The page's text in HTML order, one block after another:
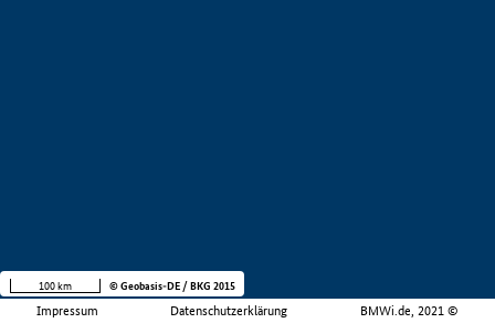
Impressum Datenschutzerklärung BMWi.de, 2021 ©
100 km © Geobasis-DE / BKG 2015